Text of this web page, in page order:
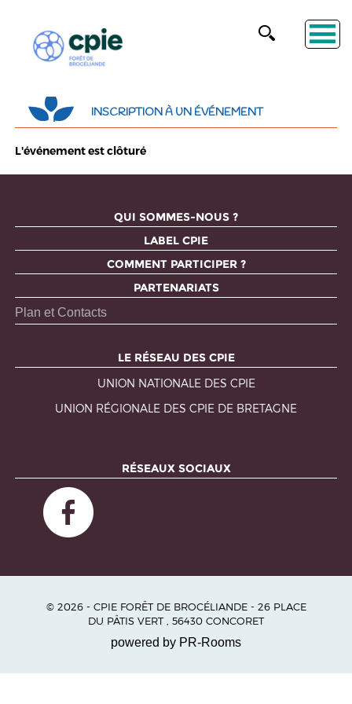
INSCRIPTION À UN ÉVÉNEMENT
L'événement est clôturé
QUI SOMMES-NOUS ?
LABEL CPIE
COMMENT PARTICIPER ?
PARTENARIATS
Plan et Contacts
LE RÉSEAU DES CPIE
UNION NATIONALE DES CPIE
UNION RÉGIONALE DES CPIE DE BRETAGNE
RÉSEAUX SOCIAUX
© 2026 - CPIE FORÊT DE BROCÉLIANDE - 26 PLACE
DU PÂTIS VERT , 56430 CONCORET
powered by PR-Rooms